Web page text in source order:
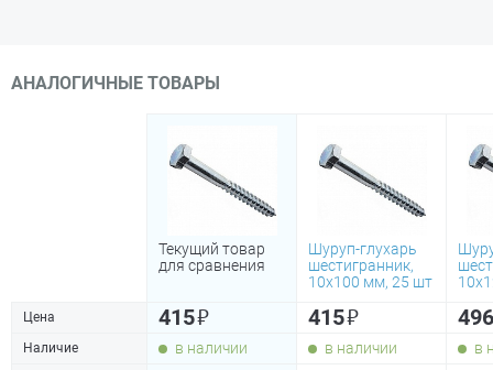
АНАЛОГИЧНЫЕ ТОВАРЫ
Текущий товар
для сравнения
Шуруп-глухарь
шестигранник,
10х100 мм, 25 шт
Цена 415₽ 415₽
Наличие в наличии в наличии в